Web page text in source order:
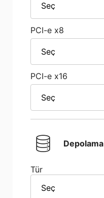
Seç
PCI-e x8
Seç
PCI-e x16
Seç
Depolama
Tür
Seç